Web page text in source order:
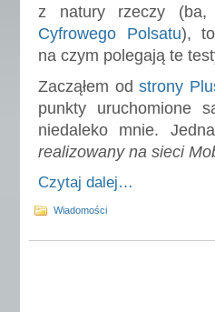
z natury rzeczy (ba,
Cyfrowego Polsatu),
na czym polegają te
Zacząłem odstrony
punkty uruchomione
niedaleko mnie.
realizowany na sieci
Czytaj dalej…
Wiadomości